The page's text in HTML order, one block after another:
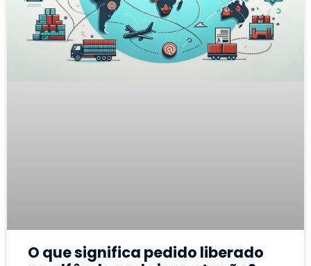
O que significa pedido liberado